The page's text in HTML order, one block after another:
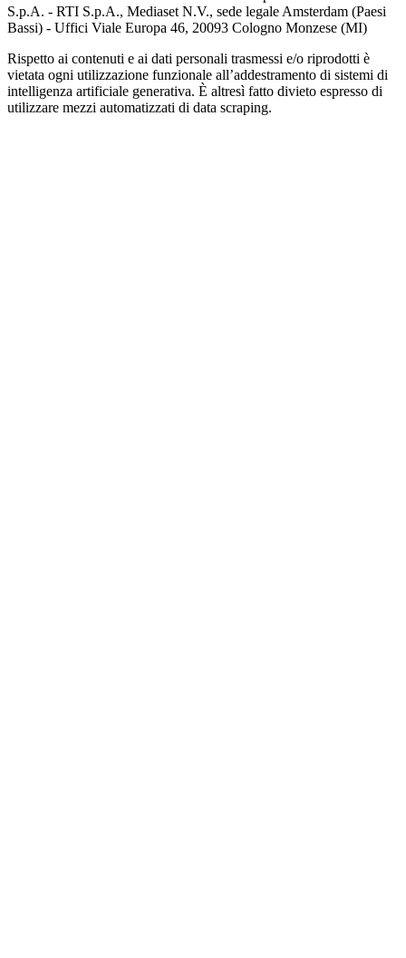
S.p.A. - RTI S.p.A., Mediaset N.V., sede legale Amsterdam (Paesi
Bassi) - Uffici Viale Europa 46, 20093 Cologno Monzese (MI)
Rispetto ai contenuti e ai dati personali trasmessi e/o riprodotti è
vietata ogni utilizzazione funzionale all’addestramento di sistemi di
intelligenza artificiale generativa. È altresì fatto divieto espresso di
utilizzare mezzi automatizzati di data scraping.